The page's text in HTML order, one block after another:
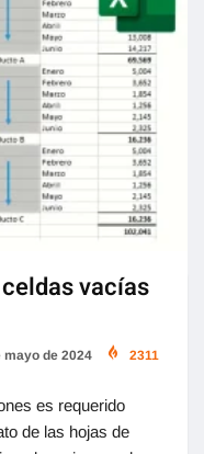
vacías
mayo de 2024 2311
es requerido
de las hojas de